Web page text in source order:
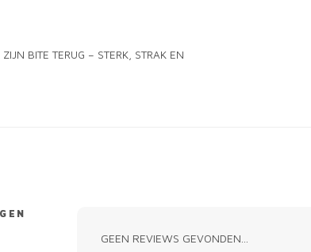
BITE TERUG – STERK, STRAK EN
GEEN REVIEWS GEVONDEN...